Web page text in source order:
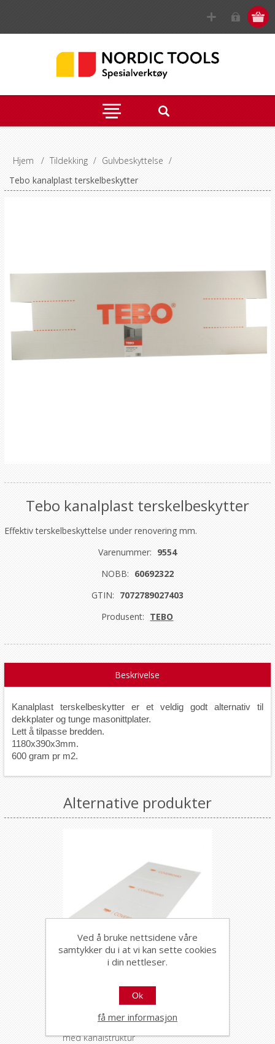
Hjem / Tildekking / Gulvbeskyttelse /
Tebo kanalplast terskelbeskytter
Tebo kanalplast terskelbeskytter
Effektiv terskelbeskyttelse under renovering mm.
Varenummer: 9554
NOBB: 60692322
GTIN: 7072789027403
Produsent: TEBO
Beskrivelse
Kanalplast terskelbeskytter er et veldig godt alternativ til
dekkplater og tunge masonittplater.
Lett å tilpasse bredden.
1180x390x3mm.
600 gram pr m2.
Alternative produkter
Tebo kanalplast coverboard
120x240cm
9553
Lett støtdempende beskyttelsesplast
med kanalstruktur
Ved å bruke nettsidene våre
samtykker du i at vi kan sette cookies
i din nettleser.
Ok
få mer informasjon